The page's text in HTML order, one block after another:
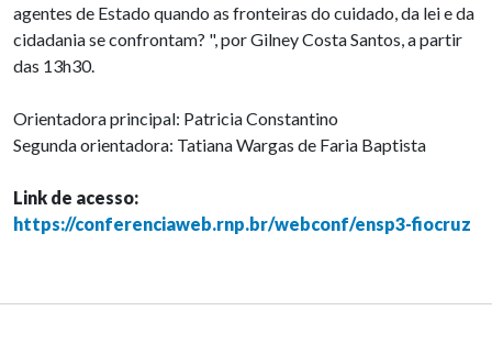
agentes de Estado quando as fronteiras do cuidado, da lei e da
cidadania se confrontam? ", por Gilney Costa Santos, a partir
das 13h30.
Orientadora principal: Patricia Constantino
Segunda orientadora: Tatiana Wargas de Faria Baptista
Link de acesso:
https://conferenciaweb.rnp.br/webconf/ensp3-fiocruz